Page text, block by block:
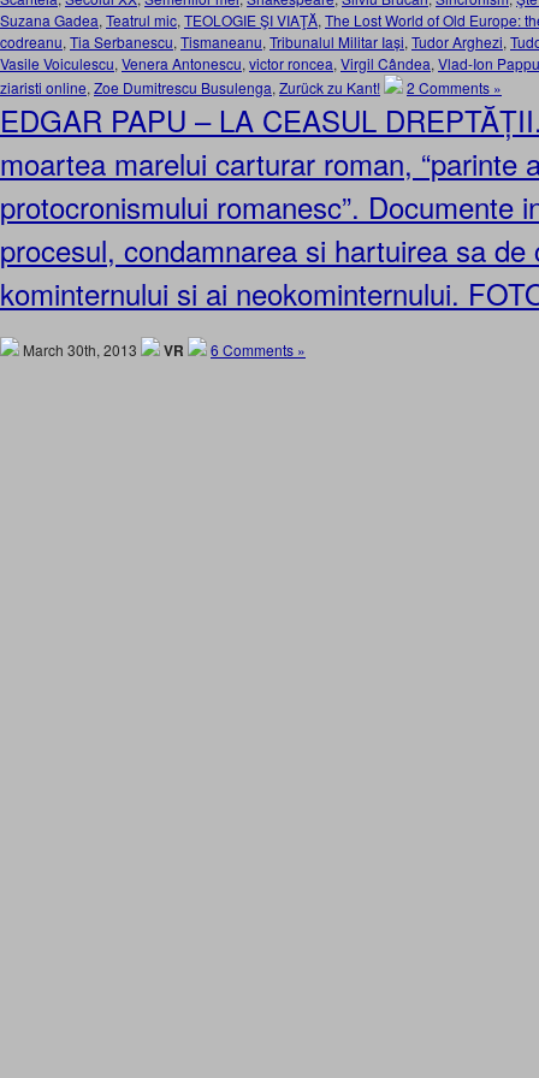
Suzana Gadea, Teatrul mic, TEOLOGIE ŞI VIAŢĂ, The Lost World of Old Europe:
codreanu, Tia Serbanescu, Tismaneanu, Tribunalul Militar Iași, Tudor Arghezi,
Vasile Voiculescu, Venera Antonescu, victor roncea, Virgil Cândea, Vlad-Ion Pappu
ziaristi online, Zoe Dumitrescu Busulenga, Zurück zu Kant! 2 Comments »
EDGAR PAPU – LA CEASUL
moartea marelui carturar roman, “parinte
protocronismului romanesc”. Documente
procesul, condamnarea si hartuirea sa de
kominternului si ai neokominternului.
March 30th, 2013 VR 6 Comments »